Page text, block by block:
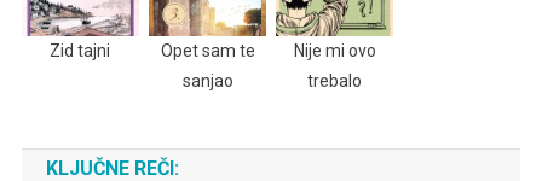
Zid tajni
Opet sam te
sanjao
Nije mi ovo
trebalo
KLJUČNE REČI: